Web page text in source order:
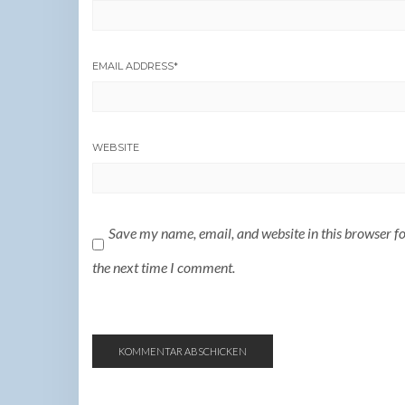
EMAIL ADDRESS*
WEBSITE
Save my name, email, and website in this browser
the next time I comment.